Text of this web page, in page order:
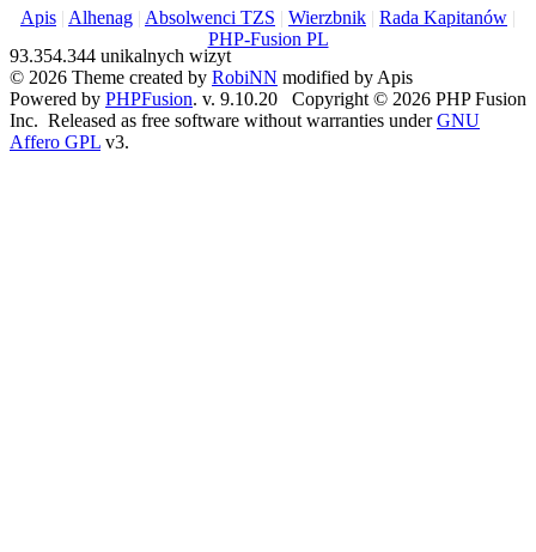
Apis | Alhenag | Absolwenci TZS | Wierzbnik | Rada Kapitanów |
PHP-Fusion PL
93.354.344 unikalnych wizyt
© 2026 Theme created by RobiNN modified by Apis
Powered by PHPFusion. v. 9.10.20 Copyright © 2026 PHP Fusion
Inc. Released as free software without warranties underGNU
Affero GPL v3.